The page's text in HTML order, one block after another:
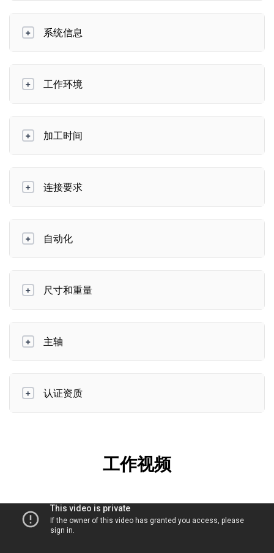
+ 系统信息
+ 工作环境
+ 加工时间
+ 连接要求
+ 自动化
+ 尺寸和重量
+ 主轴
+ 认证资质
工作视频